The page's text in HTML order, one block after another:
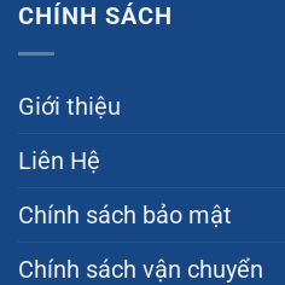
CHÍNH SÁCH
Giới thiệu
Liên Hệ
Chính sách bảo mật
Chính sách vận chuyển